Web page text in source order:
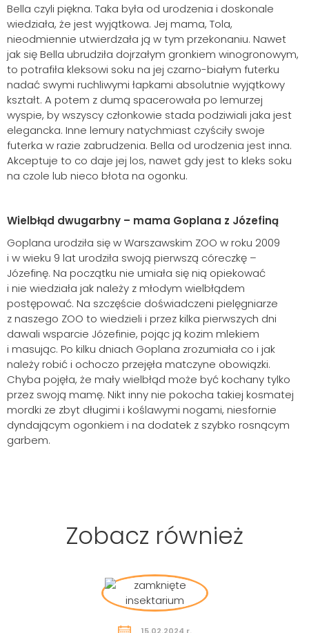
Szukaj
Bella czyli piękna. Taka była od urodzenia i doskonale
wiedziała, że jest wyjątkowa. Jej mama, Tola,
nieodmiennie utwierdzała ją w tym przekonaniu. Nawet
jak się Bella ubrudziła dojrzałym gronkiem winogronowym,
to potrafiła kleksowi soku na jej czarno-białym futerku
nadać swymi ruchliwymi łapkami absolutnie wyjątkowy
kształt. A potem z dumą spacerowała po lemurzej
wyspie, by wszyscy członkowie stada podziwiali jaka jest
elegancka. Inne lemury natychmiast czyściły swoje
futerka w razie zabrudzenia. Bella od urodzenia jest inna.
Akceptuje to co daje jej los, nawet gdy jest to kleks soku
na czole lub nieco błota na ogonku.
Wielbłąd dwugarbny – mama Goplana z Józefiną
Goplana urodziła się w Warszawskim ZOO w roku 2009
i w wieku 9 lat urodziła swoją pierwszą córeczkę –
Józefinę. Na początku nie umiała się nią opiekować
i nie wiedziała jak należy z młodym wielbłądem
postępować. Na szczęście doświadczeni pielęgniarze
z naszego ZOO to wiedzieli i przez kilka pierwszych dni
dawali wsparcie Józefinie, pojąc ją kozim mlekiem
i masując. Po kilku dniach Goplana zrozumiała co i jak
należy robić i ochoczo przejęła matczyne obowiązki.
Chyba pojęła, że mały wielbłąd może być kochany tylko
przez swoją mamę. Nikt inny nie pokocha takiej kosmatej
mordki ze zbyt długimi i koślawymi nogami, niesfornie
dyndającym ogonkiem i na dodatek z szybko rosnącym
garbem.
Zobacz również